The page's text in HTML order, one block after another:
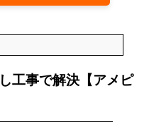
工事で解決【アメピ